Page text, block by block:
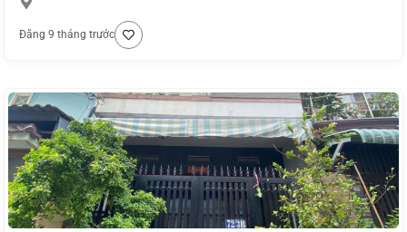
Đăng 9 tháng trước